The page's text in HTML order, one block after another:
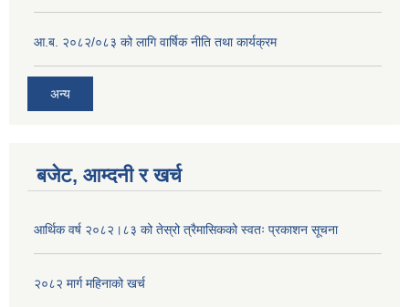
आ.ब. २०८२/०८३ को लागि वार्षिक नीति तथा कार्यक्रम
अन्य
बजेट, आम्दनी र खर्च
आर्थिक वर्ष २०८२।८३ को तेस्रो त्रैमासिकको स्वतः प्रकाशन सूचना
२०८२ मार्ग महिनाको खर्च